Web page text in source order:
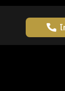
เว็บไซต์นี้มีการใช้งา
ในการใช้งา
รู้ก่อน พร้อมกว่า ทุก